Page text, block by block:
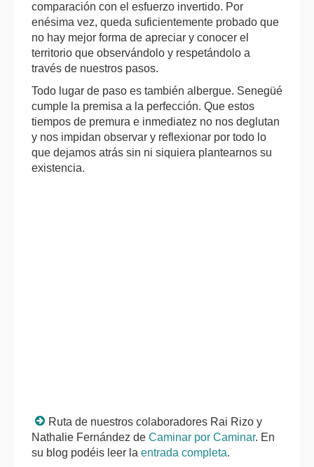
comparación con el esfuerzo invertido. Por
enésima vez, queda suficientemente probado que
no hay mejor forma de apreciar y conocer el
territorio que observándolo y respetándolo a
través de nuestros pasos.
Todo lugar de paso es también albergue. Senegüé
cumple la premisa a la perfección. Que estos
tiempos de premura e inmediatez no nos deglutan
y nos impidan observar y reflexionar por todo lo
que dejamos atrás sin ni siquiera plantearnos su
existencia.
Ruta de nuestros colaboradores Rai Rizo y
Nathalie Fernández de Caminar por Caminar. En
su blog podéis leer la entrada completa.